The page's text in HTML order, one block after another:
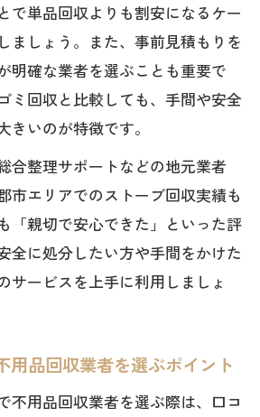
で単品回収よりも割安になるケー
ましょう。また、事前見積もりを
明確な業者を選ぶことも重要で
ミ回収と比較しても、手間や安全
いのが特徴です。
合整理サポートなどの地元業者
市エリアでのストーブ回収実績も
「親切で安心できた」といった評
全に処分したい方や手間をかけた
サービスを上手に利用しましょ
用品回収業者を選ぶポイント
不用品回収業者を選ぶ際は、口コ